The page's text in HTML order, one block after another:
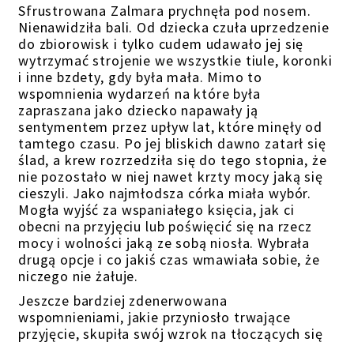
Sfrustrowana Zalmara prychnęła pod nosem.
Nienawidziła bali. Od dziecka czuła uprzedzenie
do zbiorowisk i tylko cudem udawało jej się
wytrzymać strojenie we wszystkie tiule, koronki
i inne bzdety, gdy była mała. Mimo to
wspomnienia wydarzeń na które była
zapraszana jako dziecko napawały ją
sentymentem przez upływ lat, które minęły od
tamtego czasu. Po jej bliskich dawno zatarł się
ślad, a krew rozrzedziła się do tego stopnia, że
nie pozostało w niej nawet krzty mocy jaką się
cieszyli. Jako najmłodsza córka miała wybór.
Mogła wyjść za wspaniałego księcia, jak ci
obecni na przyjęciu lub poświęcić się na rzecz
mocy i wolności jaką ze sobą niosła. Wybrała
drugą opcje i co jakiś czas wmawiała sobie, że
niczego nie żałuje.
Jeszcze bardziej zdenerwowana
wspomnieniami, jakie przyniosło trwające
przyjęcie, skupiła swój wzrok na tłoczących się